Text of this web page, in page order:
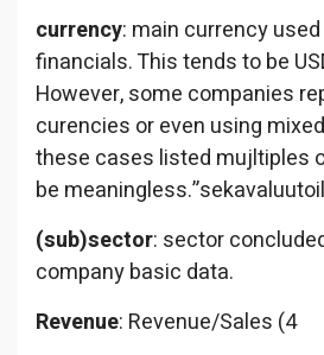
currency: main currency
financials. This tends to be
However, some companies
curencies or even using
these cases listed mujltiples
be
(sub)sector: sector
company basic data.
Revenue: Revenue/Sales (4